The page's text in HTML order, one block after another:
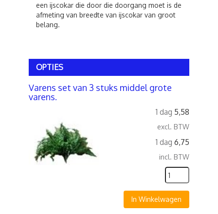
een ijscokar die door die doorgang moet is de
afmeting van breedte van ijscokar van groot
belang.
OPTIES
Varens set van 3 stuks middel grote
varens.
1 dag 5,58
excl. BTW
1 dag 6,75
incl. BTW
In Winkelwagen